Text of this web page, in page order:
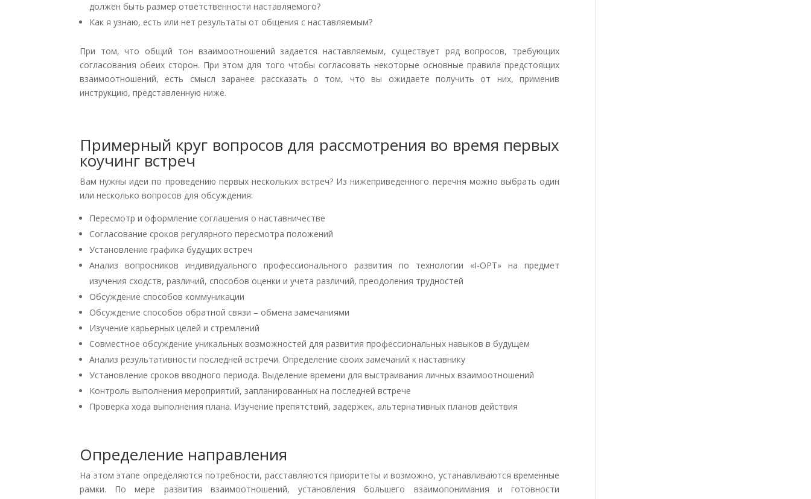
должен быть размер ответственности наставляемого?
Как я узнаю, есть или нет результаты от общения с наставляемым?
При том, что общий тон взаимоотношений задается наставляемым, существует ряд вопросов, требующих
согласования обеих сторон. При этом для того чтобы согласовать некоторые основные правила предстоящих
взаимоотношений, есть смысл заранее рассказать о том, что вы ожидаете получить от них, применив
инструкцию, представленную ниже.
Примерный круг вопросов для рассмотрения во время первых
коучинг встреч
Вам нужны идеи по проведению первых нескольких встреч? Из нижеприведенного перечня можно выбрать один
или несколько вопросов для обсуждения:
Пересмотр и оформление соглашения о наставничестве
Согласование сроков регулярного пересмотра положений
Установление графика будущих встреч
Анализ вопросников индивидуального профессионального развития по технологии «I-OPT» на предмет
изучения сходств, различий, способов оценки и учета различий, преодоления трудностей
Обсуждение способов коммуникации
Обсуждение способов обратной связи – обмена замечаниями
Изучение карьерных целей и стремлений
Совместное обсуждение уникальных возможностей для развития профессиональных навыков в будущем
Анализ результативности последней встречи. Определение своих замечаний к наставнику
Установление сроков вводного периода. Выделение времени для выстраивания личных взаимоотношений
Контроль выполнения мероприятий, запланированных на последней встрече
Проверка хода выполнения плана. Изучение препятствий, задержек, альтернативных планов действия
Определение направления
На этом этапе определяются потребности, расставляются приоритеты и возможно, устанавливаются временные
рамки. По мере развития взаимоотношений, установления большего взаимопонимания и готовности